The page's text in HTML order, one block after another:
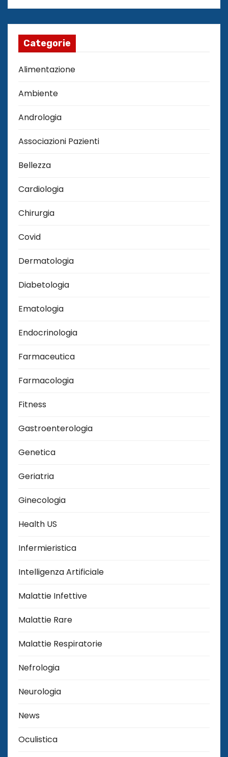
Categorie
Alimentazione
Ambiente
Andrologia
Associazioni Pazienti
Bellezza
Cardiologia
Chirurgia
Covid
Dermatologia
Diabetologia
Ematologia
Endocrinologia
Farmaceutica
Farmacologia
Fitness
Gastroenterologia
Genetica
Geriatria
Ginecologia
Health US
Infermieristica
Intelligenza Artificiale
Malattie Infettive
Malattie Rare
Malattie Respiratorie
Nefrologia
Neurologia
News
Oculistica